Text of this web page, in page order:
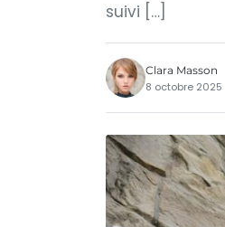
suivi […]
Clara Masson
8 octobre 2025